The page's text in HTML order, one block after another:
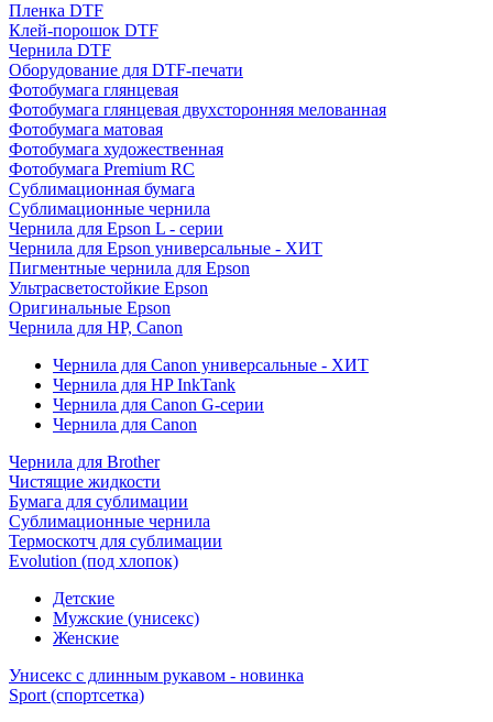
Пленка DTF
Клей-порошок DTF
Чернила DTF
Оборудование для DTF-печати
Фотобумага глянцевая
Фотобумага глянцевая двухсторонняя мелованная
Фотобумага матовая
Фотобумага художественная
Фотобумага Premium RC
Сублимационная бумага
Сублимационные чернила
Чернила для Epson L - серии
Чернила для Epson универсальные - ХИТ
Пигментные чернила для Epson
Ультрасветостойкие Epson
Оригинальные Epson
Чернила для HP, Canon
Чернила для Canon универсальные - ХИТ
Чернила для HP InkTank
Чернила для Canon G-серии
Чернила для Canon
Чернила для Brother
Чистящие жидкости
Бумага для сублимации
Сублимационные чернила
Термоскотч для сублимации
Evolution (под хлопок)
Детские
Мужские (унисекс)
Женские
Унисекс с длинным рукавом - новинка
Sport (спортсетка)